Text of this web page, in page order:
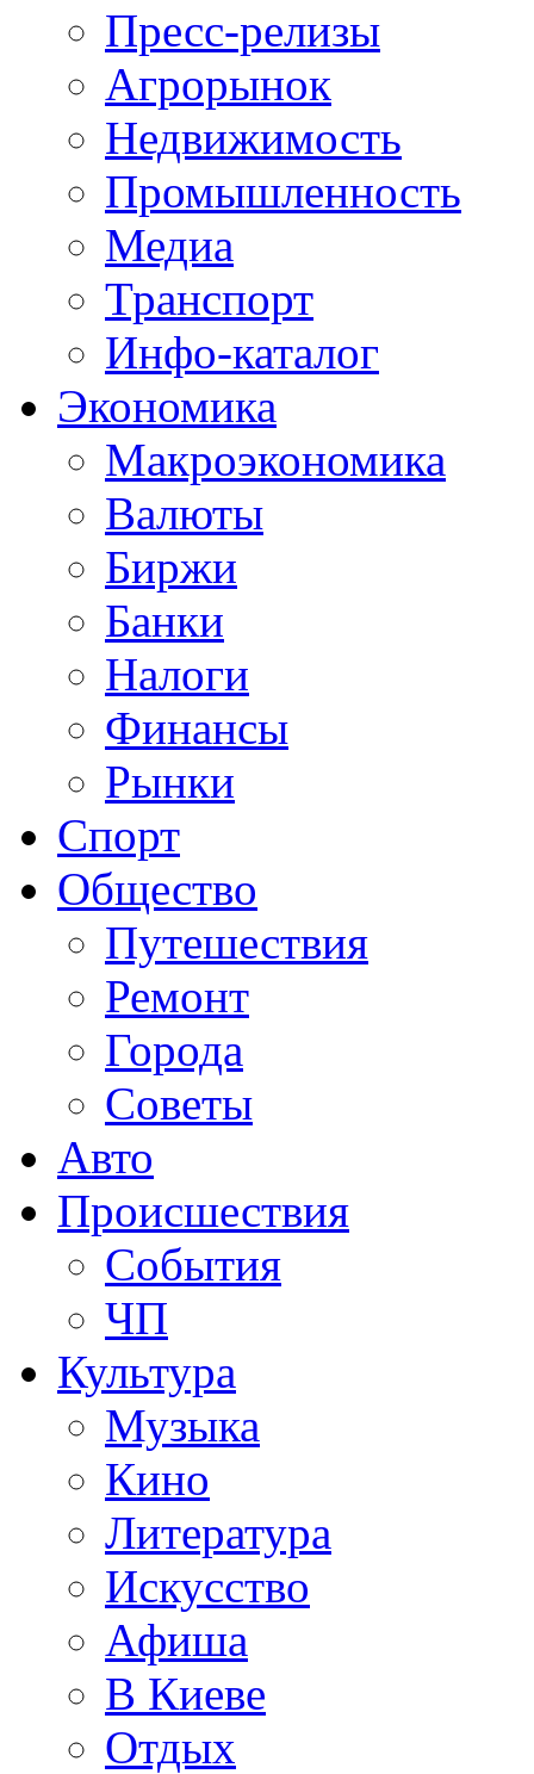
Пресс-релизы
Агрорынок
Недвижимость
Промышленность
Медиа
Транспорт
Инфо-каталог
Экономика
Макроэкономика
Валюты
Биржи
Банки
Налоги
Финансы
Рынки
Спорт
Общество
Путешествия
Ремонт
Города
Советы
Авто
Происшествия
События
ЧП
Культура
Музыка
Кино
Литература
Искусство
Афиша
В Киеве
Отдых